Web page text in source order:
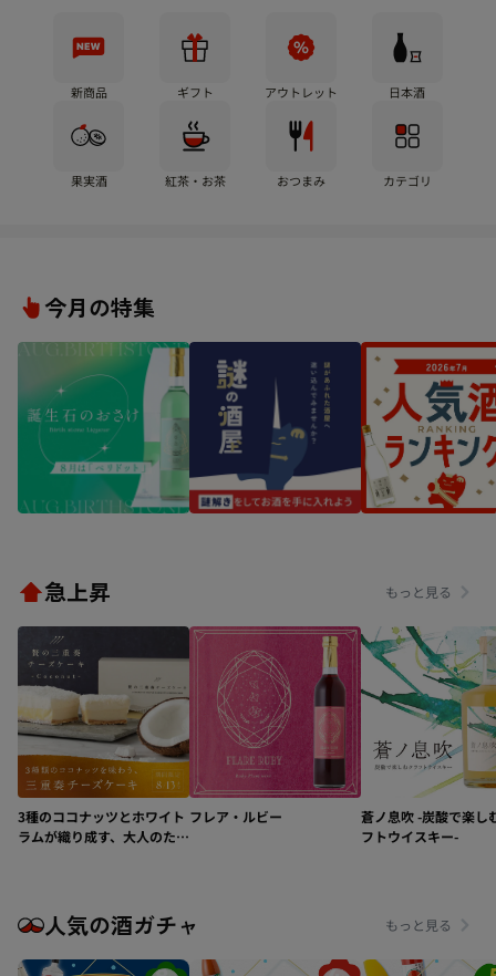
新商品 ギフト アウトレット 日本酒
果実酒 紅茶・お茶 おつまみ カテゴリ
今月の特集
急上昇 もっと見る
3種のココナッツとホワイト
ラムが織り成す、大人のため
フレア・ルビー
蒼ノ息吹 -炭酸で楽し
フトウイスキー-
人気の酒ガチャ もっと見る